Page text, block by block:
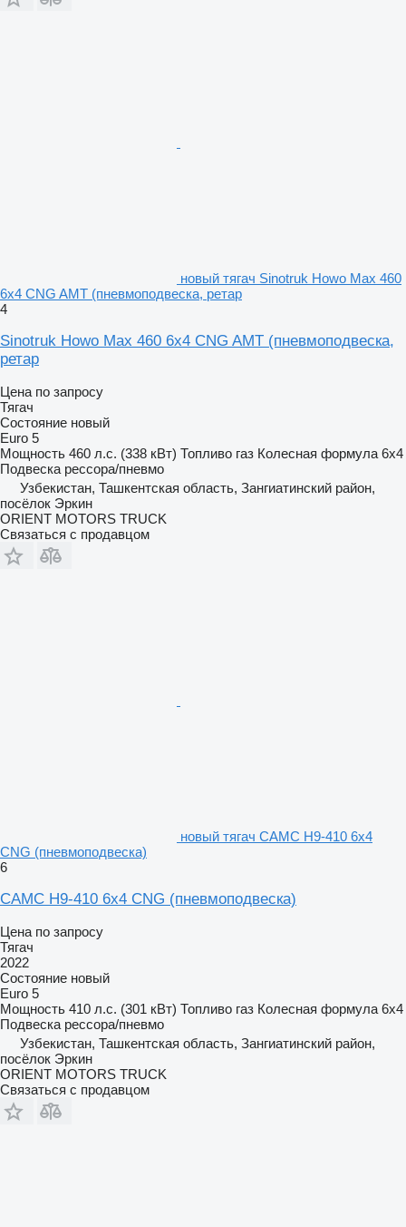
новый тягач Sinotruk Howo Max 460
6x4 CNG AMT (пневмоподвеска, ретар
4
Sinotruk Howo Max 460 6x4 CNG AMT (пневмоподвеска,
ретар
Цена по запросу
Тягач
Состояние новый
Euro 5
Мощность 460 л.с. (338 кВт) Топливо газ Колесная формула 6x4
Подвеска рессора/пневмо
Узбекистан, Ташкентская область, Зангиатинский район,
посёлок Эркин
ORIENT MOTORS TRUCK
Связаться с продавцом
новый тягач CAMC H9-410 6x4
CNG (пневмоподвеска)
6
CAMC H9-410 6x4 CNG (пневмоподвеска)
Цена по запросу
Тягач
2022
Состояние новый
Euro 5
Мощность 410 л.с. (301 кВт) Топливо газ Колесная формула 6x4
Подвеска рессора/пневмо
Узбекистан, Ташкентская область, Зангиатинский район,
посёлок Эркин
ORIENT MOTORS TRUCK
Связаться с продавцом